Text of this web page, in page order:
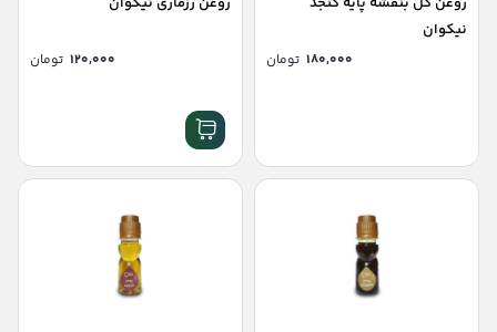
نیکوان
۱۸۰,۰۰۰ تومان ۱۲۰,۰۰۰ تومان